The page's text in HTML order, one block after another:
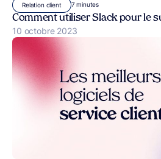
Relation client 7 minutes
Comment utiliser Slack pour le
Publié le
10 octobre 2023